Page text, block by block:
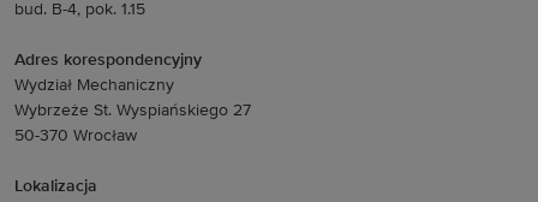
bud. B-4, pok. 1.15
Adres korespondencyjny
Wydział Mechaniczny
Wybrzeże St. Wyspiańskiego 27
50-370 Wrocław
Lokalizacja